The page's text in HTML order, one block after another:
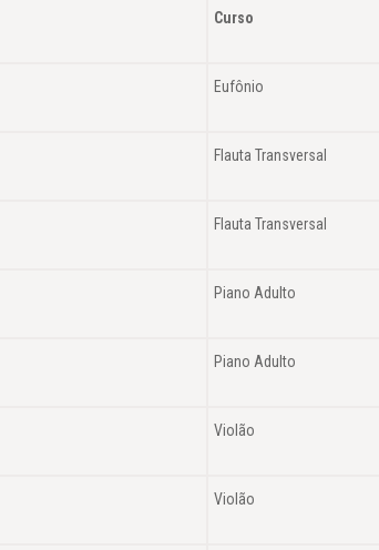
Curso
Eufônio
Flauta Transversal
Flauta Transversal
Piano Adulto
Piano Adulto
Violão
Violão